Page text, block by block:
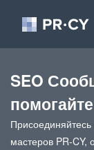
SEO
помогайте
мастеров PR-CY,